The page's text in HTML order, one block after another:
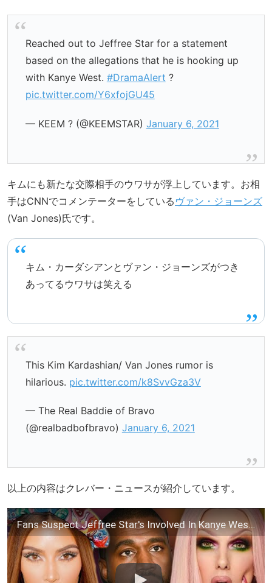
Reached out to Jeffree Star for a statement
based on the allegations that he is hooking up
with Kanye West. #DramaAlert ?
pic.twitter.com/Y6xfojGU45
— KEEM ? (@KEEMSTAR) January 6, 2021
キムにも新たな交際相手のウワサが浮上しています。お相
手はCNNでコメンテーターをしている ヴァン・ジョーンズ
(Van Jones)氏です。
キム・カーダシアンとヴァン・ジョーンズがつき
あってるウワサは笑える
This Kim Kardashian/ Van Jones rumor is
hilarious. pic.twitter.com/k8SvvGza3V
— The Real Baddie of Bravo
(@realbadbofbravo) January 6, 2021
以上の内容はクレバー・ニュースが紹介しています。
Fans Suspect Jeffree Star's Involved In Kanye West & Kim K. Divorce!